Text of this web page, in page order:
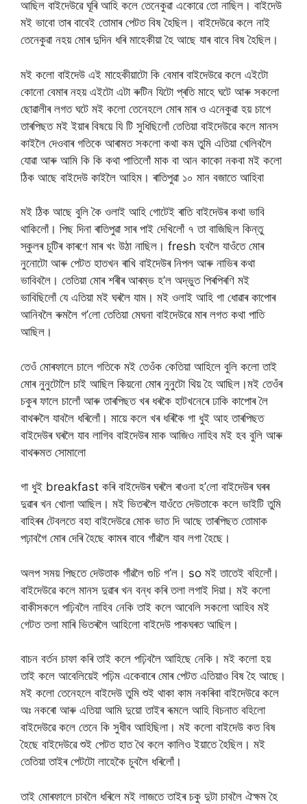
আছিল বাইদেউৱে ঘূৰি আহি কলে তেনেকুৱা একোৱে তো নাছিল। বাইদেউ
মই ভাবো তাৰ বাবেই তোমাৰ পেটত বিষ হৈছিল। বাইদেউৱে কলে নাই
তেনেকুৱা নহয় মোৰ দুদিন ধৰি মাহেকীয়া হৈ আছে যাৰ বাবে বিষ হৈছিল।
মই কলো বাইদেউ এই মাহেকীয়াটো কি বেমাৰ বাইদেউৱে কলে এইটো
কোনো বেমাৰ নহয় এইটো এটা ৰুটিন যিটো প্ৰতি মাহে ঘটে আৰু সকলো
ছোৱালীৰ লগত ঘটে মই কলো তেনেহলে মোৰ মাৰ ও এনেকুৱা হয় চাগে
তাৰপিছত মই ইয়াৰ বিষয়ে যি টি সুধিছিলোঁ তেতিয়া বাইদেউৱে কলে মানস
কাইলৈ দেওবাৰ গতিকে আৰামত সকলো কথা কম তুমি এতিয়া খেলিবলৈ
যোৱা আৰু আমি কি কি কথা পাতিলোঁ মাক বা আন কাকো নকবা মই কলো
ঠিক আছে বাইদেউ কাইলৈ আহিম। ৰাতিপুৱা ১০ মান বজাতে আহিবা
মই ঠিক আছে বুলি কৈ ওলাই আহি গোটেই ৰাতি বাইদেউৰ কথা ভাবি
থাকিলোঁ। পিছ দিনা ৰাতিপুৱা সাৰ পাই দেখিলোঁ ৭ তা বাজিছিল কিন্তু
স্কুলৰ চুটিৰ কাৰণে মাৰ খং উঠা নাছিল। fresh হবলৈ যাওঁতে মোৰ
নুনোটো আৰু পেটত হাতখন ৰাখি বাইদেউৰ নিপল আৰু নাভিৰ কথা
ভাবিবলৈ। তেতিয়া মোৰ শৰীৰ আৰম্ভ হ’ল অদ্ভুত পিৰপিৰণি মই
ভাবিছিলোঁ যে এতিয়া মই ঘৰলৈ যাম। মই ওলাই আহি গা ধোৱাৰ কাপোৰ
আনিবলৈ ৰুমলৈ গ’লো তেতিয়া মেঘনা বাইদেউৱে মাৰ লগত কথা পাতি
আছিল।
তেওঁ মোৰফালে চালে গতিকে মই তেওঁক কেতিয়া আহিলে বুলি কলো তাই
মোৰ নুনুটোলৈ চাই আছিল কিয়নো মোৰ নুনুটো থিয় হৈ আছিল।মই তেওঁৰ
চকুৰ ফালে চালোঁ আৰু তাৰপিছত খৰ ধৰকৈ হাটখনেৰে ঢাকি কাপোৰ লৈ
বাথৰুলৈ যাবলৈ ধৰিলোঁ। মায়ে কলে খৰ ধৰিকৈ গা ধুই আহ তাৰপিছত
বাইদেউৰ ঘৰলৈ যাব লাগিব বাইদেউৰ মাক আজিও নাহিব মই হব বুলি আৰু
বাথৰুমত সোমালো
গা ধুই breakfast কৰি বাইদেউৰ ঘৰলৈ ৰাওনা হ’লো বাইদেউৰ ঘৰৰ
দুৱাৰ খন খোলা আছিল। মই ভিতৰলৈ যাওঁতে দেউতাকে কলে ভাইটি তুমি
বাহিৰৰ টেবলতে বহা বাইদেউৱে মোক ভাত দি আছে তাৰপিছত তোমাক
পঢ়াবগৈ মোৰ দেৰি হৈছে কামৰ বাবে গাঁৱলৈ যাব লগা হৈছে।
অলপ সময় পিছতে দেউতাক গাঁৱলৈ গুচি গ’ল। so মই তাতেই বহিলোঁ।
বাইদেউৱে কলে মানস দুৱাৰ খন বন্ধ কৰি তলা লগাই দিয়া। মই কলো
বাকীসকলে পঢ়িবলৈ নাহিব নেকি তাই কলে আবেলি সকলো আহিব মই
গেটত তলা মাৰি ভিতৰলৈ আহিলো বাইদেউ পাকঘৰত আছিল।
বাচন বর্তন চাফা কৰি তাই কলে পঢ়িবলৈ আহিছে নেকি। মই কলো হয়
তাই কলে আবেলিয়েই পঢ়িম একেবাৰে মোৰ পেটত এতিয়াও বিষ হৈ আছে।
মই কলো তেনেহলে বাইদেউ তুমি শুই থাকা কাম নকৰিবা বাইদেউৱে কলে
অঃ নকৰো আৰু এতিয়া আমি দুয়ো তাইৰ ৰূমলে আহি বিচনাত বহিলো
বাইদেউৱে কলে তেনে কি সুধীব আহিছিলা। মই কলো বাইদেউ কত বিষ
হৈছে বাইদেউৱে শুই পেটত হাত থৈ কলে কালিও ইয়াতে হৈছিল। মই
তেতিয়া তাইৰ পেটটো লাহেকৈ চুবলৈ ধৰিলোঁ।
তাই মোৰফালে চাবলৈ ধৰিলে মই লাজতে তাইৰ চকু দুটা চাবলৈ ঐক্ষম হৈ